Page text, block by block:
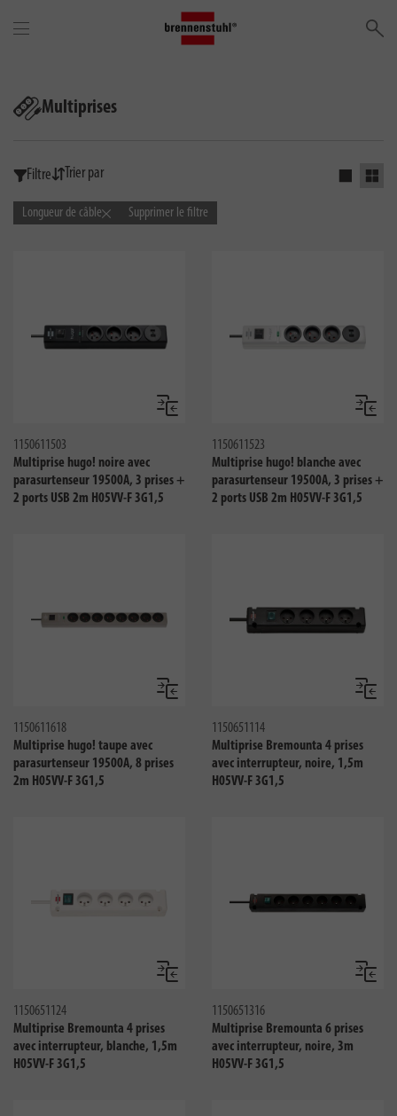
Multiprises
Filtre Trier par Activer la
Longueur de câble Supprimer le filtre
Comparer
1150611503
Multiprise hugo! noire avec
parasurtenseur 19500A, 3 prises +
2 ports USB 2m H05VV-F 3G1,5
1150611523
Multiprise hugo! blanche avec
parasurtenseur 19500A, 3 prises +
2 ports USB 2m H05VV-F 3G1,5
Comparer
1150611618
Multiprise hugo! taupe avec
parasurtenseur 19500A, 8 prises
2m H05VV-F 3G1,5
1150651114
Multiprise Bremounta 4 prises
avec interrupteur, noire, 1,5m
H05VV-F 3G1,5
Comparer
1150651124
Multiprise Bremounta 4 prises
avec interrupteur, blanche, 1,5m
H05VV-F 3G1,5
1150651316
Multiprise Bremounta 6 prises
avec interrupteur, noire, 3m
H05VV-F 3G1,5